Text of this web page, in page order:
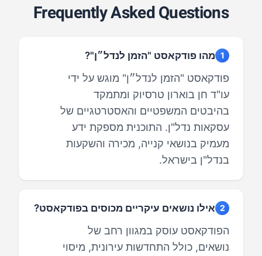
Frequently Asked Questions
1 מהו פודקאסט "הזמן לנדל״ן"?
פודקאסט "הזמן לנדל״ן" מוגש על ידי
עו"ד חן בוארון טרסיוק ומתמקד
בהיבטים המשפטיים והאסטרטגיים של
עסקאות נדל"ן. התוכנית מספקת ידע
מעמיק בנושאי קנייה, מכירה והשקעות
בנדל"ן בישראל.
2 אילו נושאים עיקריים מכוסים בפודקאסט?
הפודקאסט עוסק במגוון רחב של
נושאים, כולל התחדשות עירונית, מיסוי